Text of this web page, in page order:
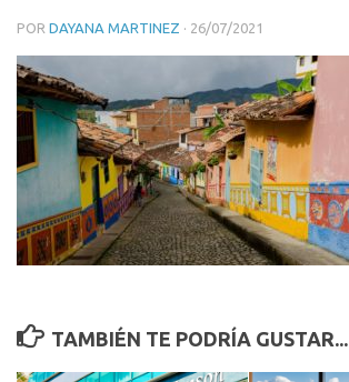
POR DAYANA MARTINEZ · 26/07/2021
TAMBIÉN TE PODRÍA GUSTAR...